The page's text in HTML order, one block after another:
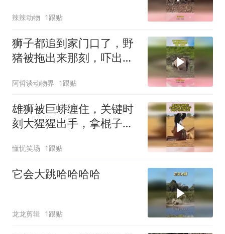
辣辣动物 1跟贴
狮子都追到家门口了，野
猪被拖出来那刻，吓出一
阿哲谈动物界 1跟贴
雄狮被巨蟒缠住，关键时
刻大猩猩出手，拿棍子把
懂忧笑场 1跟贴
它会大跳哈哈哈哈
龙龙剪辑 1跟贴